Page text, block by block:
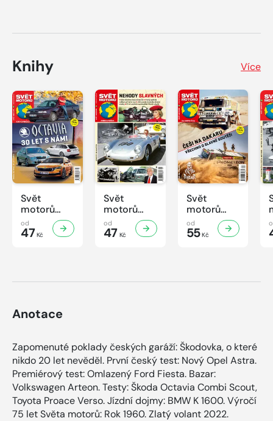
Knihy Více
Svět
motorů
Knihovnička
2/2026
od
47 Kč
Svět
motorů
Knihovnička
1/2026
od
47 Kč
Svět
motorů
Knihovnička
4/2025
od
55Kč
Anotace
Zapomenuté poklady českých garáží: Škodovka, o které
nikdo 20 let nevěděl. První český test: Nový Opel Astra.
Premiérový test: Omlazený Ford Fiesta. Bazar:
Volkswagen Arteon. Testy: Škoda Octavia Combi Scout,
Toyota Proace Verso. Jízdní dojmy: BMW K 1600. Výročí
75 let Světa motorů: Rok 1960. Zlatý volant 2022.